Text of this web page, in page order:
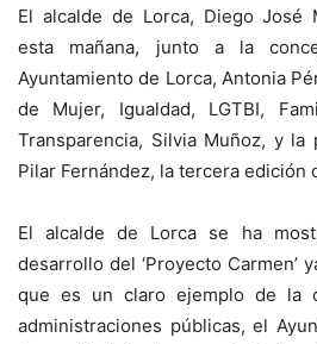
El alcalde de Lorca, Diego José
esta mañana, junto a la
Ayuntamiento de Lorca, Antonia
de Mujer, Igualdad, LGTBI,
Transparencia, Silvia Muñoz, y la
Pilar Fernández, la tercera edición
El alcalde de Lorca se ha
desarrollo del ‘Proyecto Carmen’
que es un claro ejemplo de la
administraciones públicas, el